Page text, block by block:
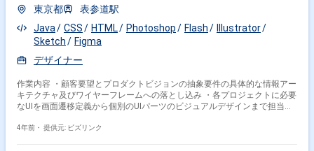
東京都
表参道駅
Java
CSS HTML Photoshop Flash
Illustrator
Sketch
Figma
デザイナー
作業内容 ・顧客要望とプロダクトビジョンの抽象要件の具体的な情報アー
キテクチャ及びワイヤーフレームへの落とし込み ・各プロジェクトに必要
なUIを画面遷移定義から個別のUIパーツのビジュアルデザインまで担当す
つつ使えるようにしたデザインシステムの構築・運用・メンテナンス ・ビ
4年前・ 提供元: ビズリンク